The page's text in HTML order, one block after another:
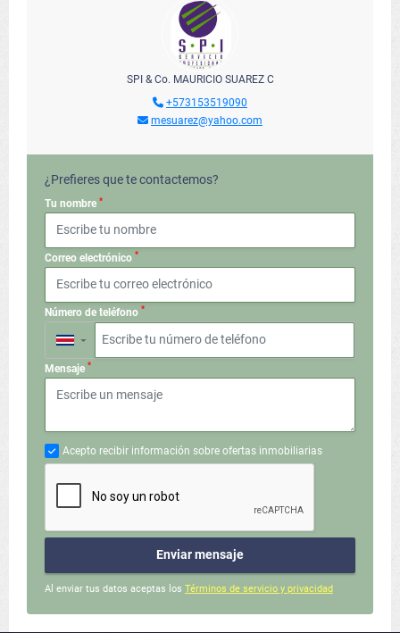
SPI & Co. MAURICIO SUAREZ C
+573153519090
mesuarez@yahoo.com
¿Prefieres que te contactemos?
Tu nombre *
Correo electrónico *
Número de teléfono *
▼
Mensaje *
Acepto recibir información sobre ofertas inmobiliarias
Enviar mensaje
Al enviar tus datos aceptas los Términos de servicio y privacidad